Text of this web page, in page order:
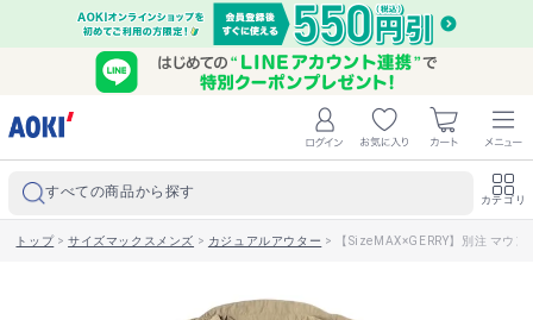
すべての商品から探す カテゴリ
トップ>サイズマックスメンズ > カジュアルアウター > 【SizeMAX×GERRY】別注 マウ